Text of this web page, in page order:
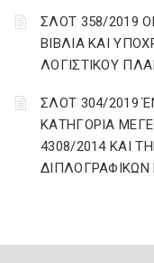
ΣΛΟΤ 358/2019
ΒΙΒΛΙΑ ΚΑΙ
ΛΟΓΙΣΤΙΚΟΥ
ΣΛΟΤ 304/2019
ΚΑΤΗΓΟΡΙΑ
4308/2014 ΚΑΙ
ΔΙΠΛΟΓΡΑΦΙΚΩΝ